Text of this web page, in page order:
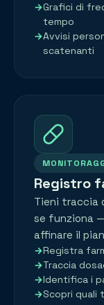
Grafici di
tempo
Avvisi
scatenanti
Registro
Tieni traccia
se funziona
affinare il
Registra
Traccia
Identifica i
Scopri quali